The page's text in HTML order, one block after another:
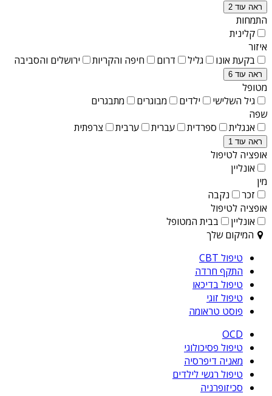
ראה עוד 2
התמחות
קלינית
איזור
בקעת אונו
גליל דרום חיפה והקריות ירושלים והסביבה
ראה עוד 6
מטופל
גיל השלישי
ילדים מבוגרים
מתבגרים
שפה
אנגלית
ספרדית עברית ערבית צרפתית
ראה עוד 1
אופציה לטיפול
אונליין
מין
זכר
נקבה
אופציה לטיפול
אונליין
בבית המטופל
המיקום שלך
טיפול CBT
התקף חרדה
טיפול בדיכאו
טיפול זוגי
פוסט טראומה
OCD
טיפול פסיכולוגי
מאניה דיפרסיה
טיפול רגשי לילדים
סכיזופרניה